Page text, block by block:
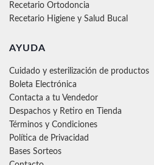
Recetario Ortodoncia
Recetario Higiene y Salud Bucal
AYUDA
Cuidado y esterilización de productos
Boleta Electrónica
Contacta a tu Vendedor
Despachos y Retiro en Tienda
Términos y Condiciones
Política de Privacidad
Bases Sorteos